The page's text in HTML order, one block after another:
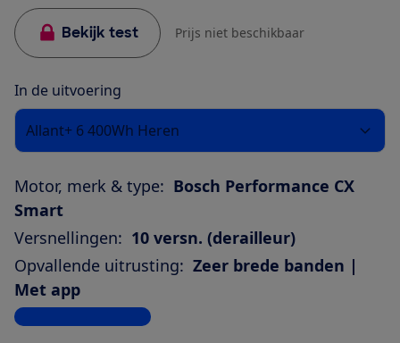
Bekijk test Prijs niet beschikbaar
In de uitvoering
Allant+ 6 400Wh Heren
Motor, merk & type: Bosch Performance CX
Smart
Versnellingen: 10 versn. (derailleur)
Opvallende uitrusting: Zeer brede banden |
Met app
Bekijk alle specificaties